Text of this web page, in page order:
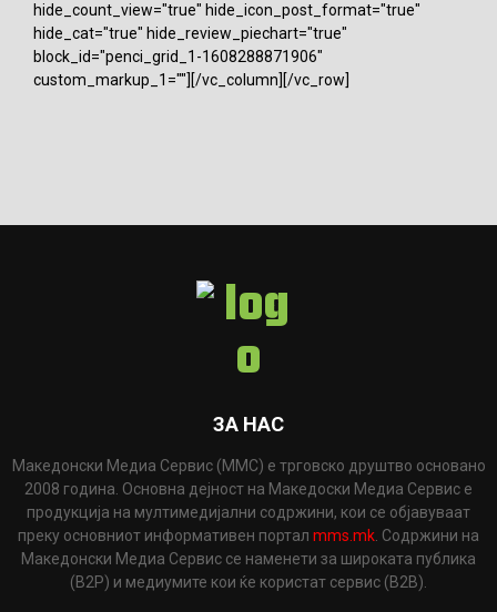
hide_count_view="true" hide_icon_post_format="true"
hide_cat="true" hide_review_piechart="true"
block_id="penci_grid_1-1608288871906"
custom_markup_1=""][/vc_column][/vc_row]
ЗА НАС
Македонски Медиа Сервис (ММС) е трговско друштво основано
2008 година. Основна дејност на Македоски Медиа Сервис е
продукција на мултимедијални содржини, кои се објавуваат
преку основниот информативен портал mms.mk. Содржини на
Македонски Медиа Сервис се наменети за широката публика
(B2P) и медиумите кои ќе користат сервис (B2B).